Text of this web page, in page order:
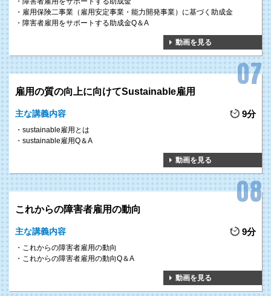
雇用保険二事業（雇用安定事業・能力開発事業）に基づく助成金
障害者雇用をサポートする助成金Q＆A
動画を見る
雇用の質の向上に向けてSustainable雇用
主な講義内容 9分
sustainable雇用とは
sustainable雇用Q＆A
動画を見る
これからの障害者雇用の動向
主な講義内容 9分
これからの障害者雇用の動向
これからの障害者雇用の動向Q＆A
動画を見る